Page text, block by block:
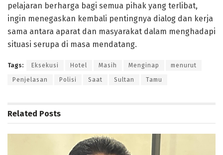
pelajaran berharga bagi semua pihak yang terlibat,
ingin menegaskan kembali pentingnya dialog dan kerja
sama antara aparat dan masyarakat dalam menghadapi
situasi serupa di masa mendatang.
Tags: Eksekusi Hotel Masih Menginap menurut
Penjelasan Polisi Saat Sultan Tamu
Related Posts